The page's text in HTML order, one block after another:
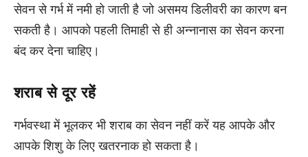
सेवन से गर्भ में नमी हो जाती है जो असमय डिलीवरी का कारण बन
सकती है। आपको पहली तिमाही से ही अन्नानास का सेवन करना
बंद कर देना चाहिए।
शराब से दूर रहें
गर्भवस्था में भूलकर भी शराब का सेवन नहीं करें यह आपके और
आपके शिशु के लिए खतरनाक हो सकता है।